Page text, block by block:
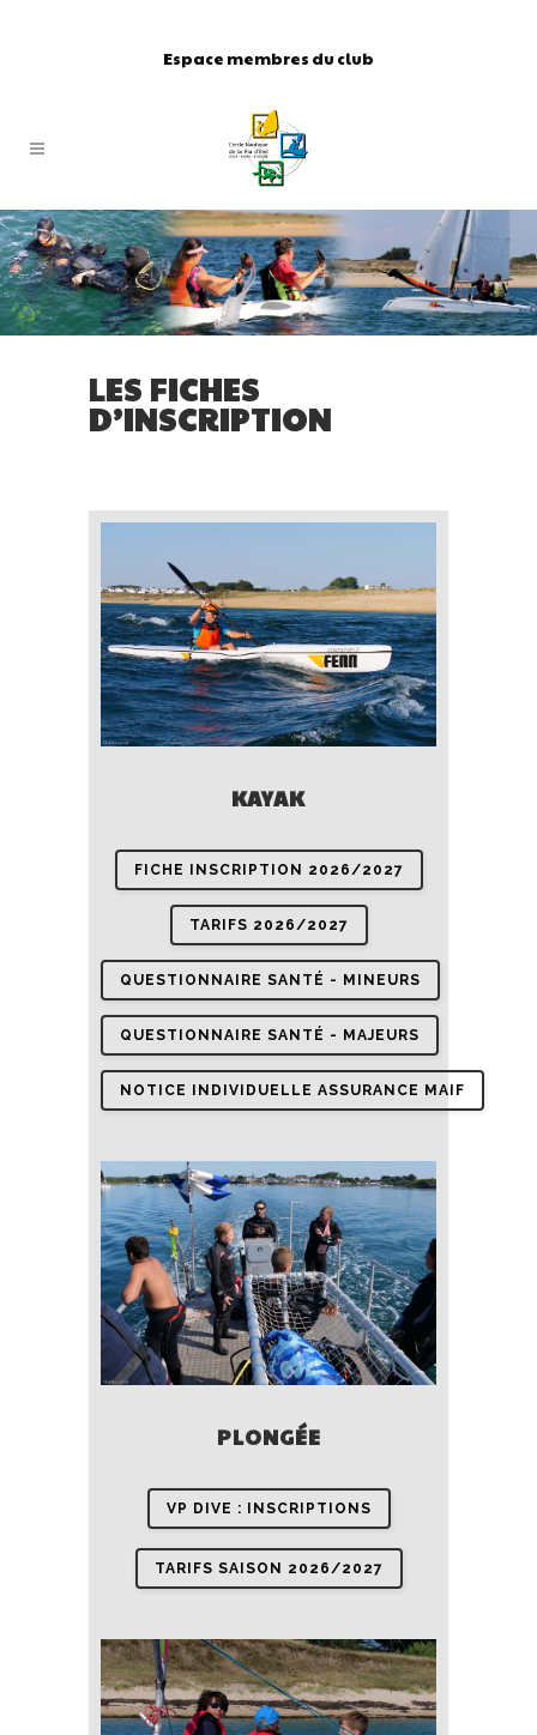
Espace membres du club
LES FICHES
D’INSCRIPTION
KAYAK
FICHE INSCRIPTION 2026/2027
TARIFS 2026/2027
QUESTIONNAIRE SANTÉ - MINEURS
QUESTIONNAIRE SANTÉ - MAJEURS
NOTICE INDIVIDUELLE ASSURANCE MAIF
PLONGÉE
VP DIVE : INSCRIPTIONS
TARIFS SAISON 2026/2027